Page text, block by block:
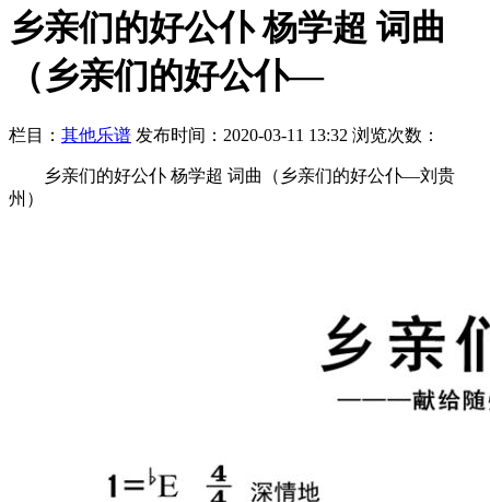
乡亲们的好公仆 杨学超 词曲
（乡亲们的好公仆—
栏目： 其他乐谱 发布时间：2020-03-11 13:32 浏览次数：
乡亲们的好公仆 杨学超 词曲（乡亲们的好公仆—刘贵
州）